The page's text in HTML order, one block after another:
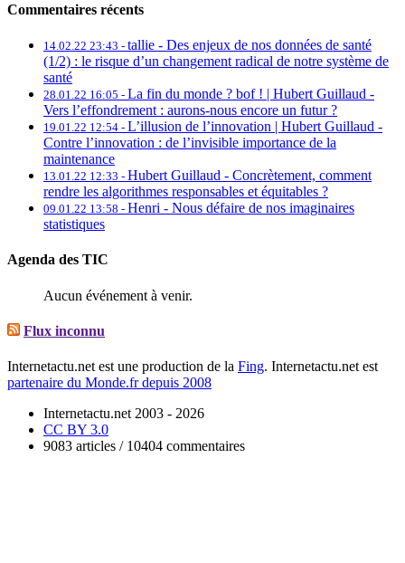
Commentaires récents
14.02.22 23:43 - tallie - Des enjeux de nos données de santé
(1/2) : le risque d’un changement radical de notre système de
santé
28.01.22 16:05 - La fin du monde ? bof ! | Hubert Guillaud -
Vers l’effondrement : aurons-nous encore un futur ?
19.01.22 12:54 - L’illusion de l’innovation | Hubert Guillaud -
Contre l’innovation : de l’invisible importance de la
maintenance
13.01.22 12:33 - Hubert Guillaud - Concrètement, comment
rendre les algorithmes responsables et équitables ?
09.01.22 13:58 - Henri - Nous défaire de nos imaginaires
statistiques
Agenda des TIC
Aucun événement à venir.
Flux inconnu
Internetactu.net est une production de la Fing. Internetactu.net est
partenaire du Monde.fr depuis 2008
Internetactu.net 2003 - 2026
CC BY 3.0
9083 articles / 10404 commentaires